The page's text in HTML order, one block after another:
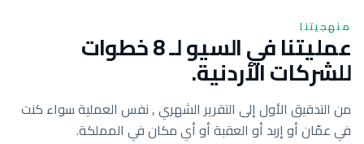
منهجيتنا
عمليتنا في السيو لـ 8 خطوات
للشركات الأردنية.
من التدقيق الأول إلى التقرير الشهري , نفس العملية سواء كنت
في عمّان أو إربد أو العقبة أو أي مكان في المملكة.